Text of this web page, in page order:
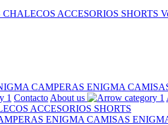
CHALECOS ACCESORIOS SHORTS
CAMPERAS ENIGMA
Contacto About us
ACCESORIOS SHORTS
ENIGMA CAMISAS